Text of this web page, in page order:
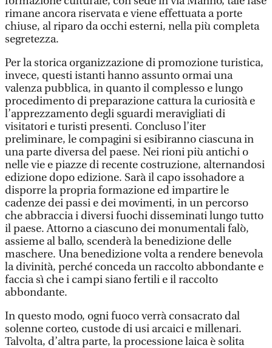
rimane ancora riservata e viene effettuata a porte
chiuse, al riparo da occhi esterni, nella più completa
segretezza.
Per la storica organizzazione di promozione turistica,
invece, questi istanti hanno assunto ormai una
valenza pubblica, in quanto il complesso e lungo
procedimento di preparazione cattura la curiosità e
l’apprezzamento degli sguardi meravigliati di
visitatori e turisti presenti. Concluso l’iter
preliminare, le compagini si esibiranno ciascuna in
una parte diversa del paese. Nei rioni più antichi o
nelle vie e piazze di recente costruzione, alternandosi
edizione dopo edizione. Sarà il capo issohadore a
disporre la propria formazione ed impartire le
cadenze dei passi e dei movimenti, in un percorso
che abbraccia i diversi fuochi disseminati lungo tutto
il paese. Attorno a ciascuno dei monumentali falò,
assieme al ballo, scenderà la benedizione delle
maschere. Una benedizione volta a rendere benevola
la divinità, perché conceda un raccolto abbondante e
faccia sì che i campi siano fertili e il raccolto
abbondante.
In questo modo, ogni fuoco verrà consacrato dal
solenne corteo, custode di usi arcaici e millenari.
Talvolta, d’altra parte, la processione laica è solita